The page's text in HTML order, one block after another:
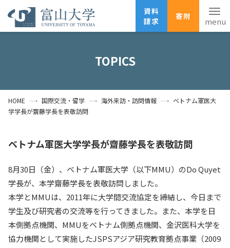
資料
請求
寄附
資料請求
寄附
広報刊行物
受験生の方 地域・一般の方 企業・研究者の方
大学紹介
学部・大学院・施設
入試情報
TOPICS
HOME 国際交流・留学 海外来訪・訪問情報
ベトナム軍医大
学学長が齋藤学長を表敬訪問
ベトナム軍医大学学長が齋藤学長を表敬訪問
8月30日（金）、ベトナム軍医大学（以下MMU）のDo Quyet
学長が、本学齋藤学長を表敬訪問しました。
本学とMMUは、2011年に大学間交流協定を締結し、今日まで
学生及び研究者の交流等を行ってきました。また、本学を日
本側拠点機関、MMUをベトナム側拠点機関、金沢医科大学を
協力機関として実施したJSPSアジア研究教育拠点事業（2009